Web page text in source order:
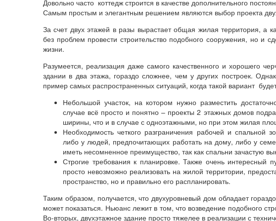
Довольно часто коттедж строится в качестве дополнительного
Самым простым и элегантным решением являются выбор проекта
За счет двух этажей в разы вырастает общая жилая территория, а
без проблем провести строительство подобного сооружения, но и
жизни.
Разумеется, реализация даже самого качественного и хорошего
здании в два этажа, гораздо сложнее, чем у других построек.
пример самых распространенных ситуаций, когда такой вариант
Небольшой участок, на котором нужно разместить
случае всё просто и понятно – проекты 2 этажных домов
ширины, что и в случае с одноэтажными, но при этом жилая
Необходимость четкого разграничения рабочей и спальной
либо у людей, предпочитающих работать на дому, либо у
иметь несомненное преимущество, так как спальни зачастую
Строгие требования к планировке. Также очень интересный
просто невозможно реализовать на жилой территории,
пространство, но и правильно его распланировать.
Таким образом, получается, что двухуровневый дом обладает
может показаться. Ньюанс лежит в том, что возведение подобного
Во-вторых, двухэтажное здание просто тяжелее в реализации с